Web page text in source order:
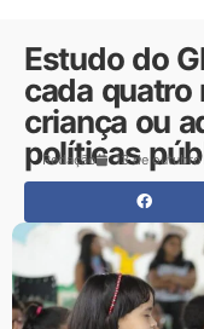
Estudo do
cada quatro
criança ou
políticas
Redação 13 de